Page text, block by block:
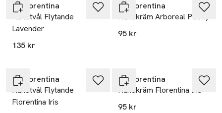
La Florentina
Handtvål Flytande
Lavender
135 kr
La Florentina
Handkräm Arboreal Peony
95 kr
La Florentina
Handtvål Flytande
Florentina Iris
La Florentina
Handkräm Florentina Iris
95 kr